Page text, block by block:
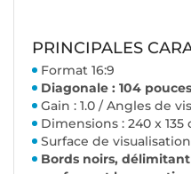
PRINCIPALES
Format 16:9
Diagonale : 104 pouces
Gain : 1.0 / Angles de
Dimensions : 240 x 135
Surface de visualisation
Bords noirs,